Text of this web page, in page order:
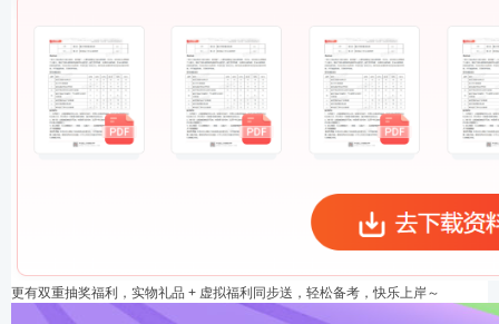
更有双重抽奖福利，实物礼品 + 虚拟福利同步送，轻松备考，快乐上岸～